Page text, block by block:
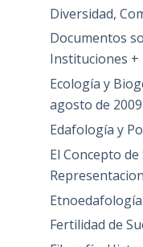
Diversidad,
Documentos
Instituciones +
Ecología y
agosto de 2009
Edafología y
El Concepto de
Fertilidad de